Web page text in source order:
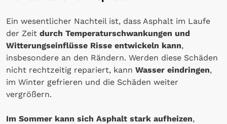
Ein wesentlicher Nachteil ist, dass Asphalt im Laufe
der Zeit durch Temperaturschwankungen und
Witterungseinflüsse Risse entwickeln kann,
insbesondere an den Rändern. Werden diese Schäden
nicht rechtzeitig repariert, kann Wasser eindringen,
im Winter gefrieren und die Schäden weiter
vergrößern.
Im Sommer kann sich Asphalt stark aufheizen,